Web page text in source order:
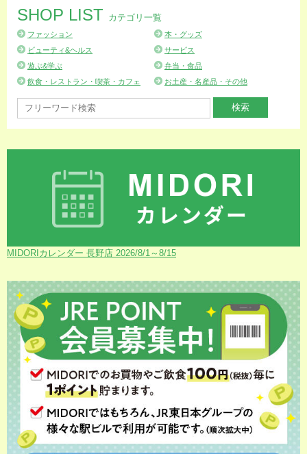
SHOP LIST カテゴリ一覧
ファッション
本・グッズ
ビューティ&ヘルス
サービス
遊ぶ&学ぶ
弁当・食品
飲食・レストラン・喫茶・カフェ
お土産・名産品・その他
MIDORIカレンダー 長野店 2026/8/1～8/15